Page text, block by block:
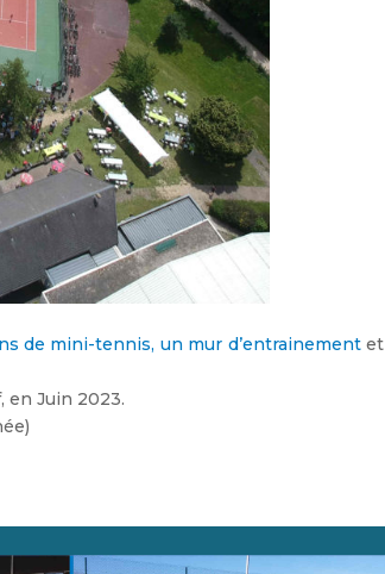
de mini-tennis, un mur d’entrainementet
en Juin 2023.